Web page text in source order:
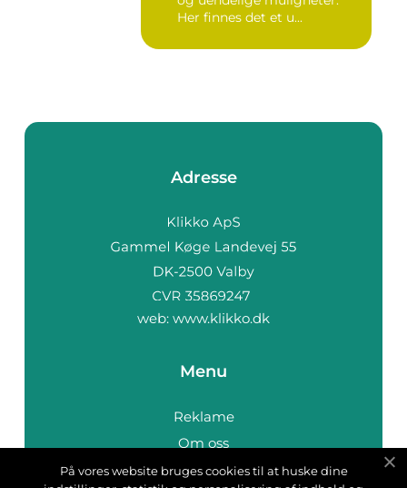
Her finnes det et u...
Adresse
web: www.klikko.dk
Menu
Reklame
Om oss
Cookies
På vores website bruges cookies til at huske dine